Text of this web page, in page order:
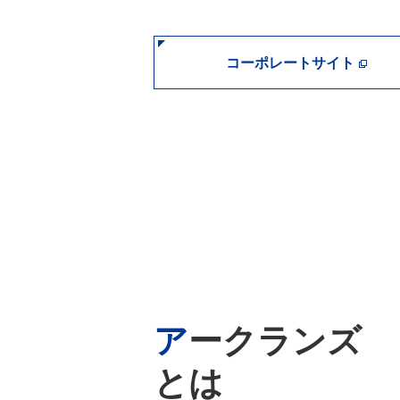
コーポレートサイト
アークランズ
とは